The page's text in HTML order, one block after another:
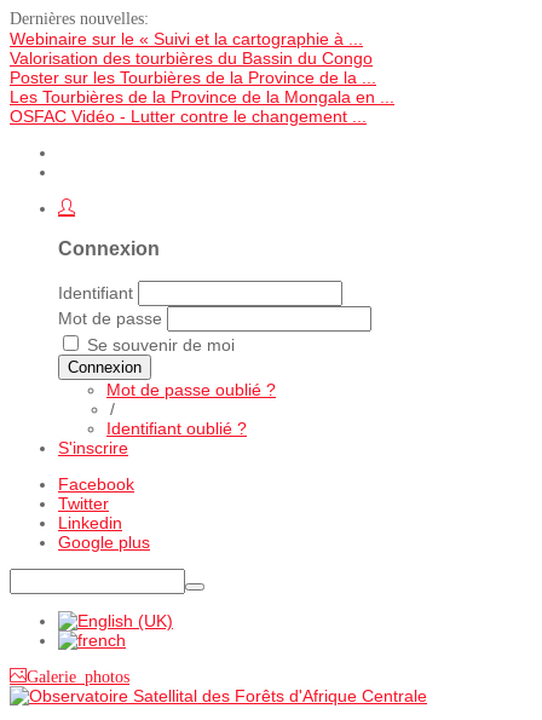
Dernières nouvelles:
Webinaire sur le « Suivi et la cartographie à ...
Valorisation des tourbières du Bassin du Congo
Poster sur les Tourbières de la Province de la ...
Les Tourbières de la Province de la Mongala en ...
OSFAC Vidéo - Lutter contre le changement ...
Connexion
Identifiant
Mot de passe
Se souvenir de moi
Connexion
Mot de passe oublié ?
/
Identifiant oublié ?
S'inscrire
Facebook
Twitter
Linkedin
Google plus
Galerie photos